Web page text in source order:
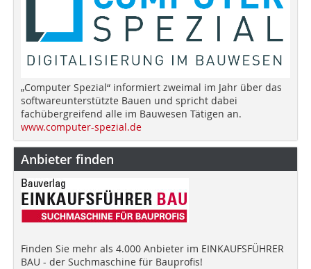
„Computer Spezial“ informiert zweimal im Jahr über das
softwareunterstützte Bauen und spricht dabei
fachübergreifend alle im Bauwesen Tätigen an.
www.computer-spezial.de
Anbieter finden
Finden Sie mehr als 4.000 Anbieter im EINKAUFSFÜHRER
BAU - der Suchmaschine für Bauprofis!